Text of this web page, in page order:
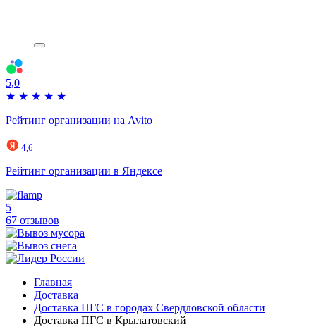
5,0
★ ★ ★ ★ ★
Рейтинг организации на Avito
4,6
Рейтинг организации в Яндексе
5
67 отзывов
Главная
Доставка
Доставка ПГС в городах Свердловской области
Доставка ПГС в Крылатовский